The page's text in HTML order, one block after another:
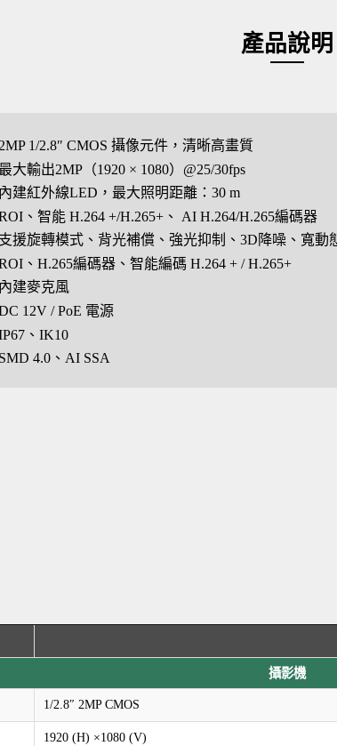
產品說明
2MP 1/2.8″ CMOS 攝像元件，清晰高畫質
最大輸出2MP（1920 × 1080）@25/30fps
內建紅外線LED，最大照明距離：30 m
、智能 H.264 +/H.265+、 AI H.264/H.265編碼器
支援旋轉模式、背光補償、強光抑制、3D降噪、寬動
、H.265編碼器、智能編碼 H.264 + / H.265+
內建麥克風
12V / PoE 電源
、IK10
SMD 4.0、AI SSA
攝影機
1/2.8″ 2MP CMOS
1920 (H) ×1080 (V)